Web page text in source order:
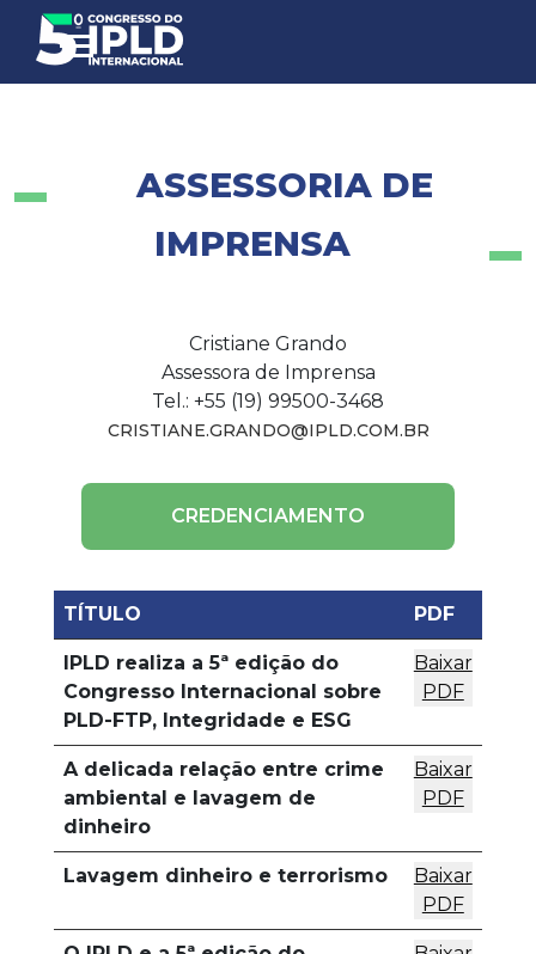
ASSESSORIA DE
IMPRENSA
Cristiane Grando
Assessora de Imprensa
Tel.: +55 (19) 99500-3468
CRISTIANE.GRANDO@IPLD.COM.BR
CREDENCIAMENTO
TÍTULO PDF
IPLD realiza a 5ª edição do
Congresso Internacional sobre
PLD-FTP, Integridade e ESG
Baixar
PDF
A delicada relação entre crime
ambiental e lavagem de
dinheiro
Baixar
PDF
Lavagem dinheiro e terrorismo
Baixar
PDF